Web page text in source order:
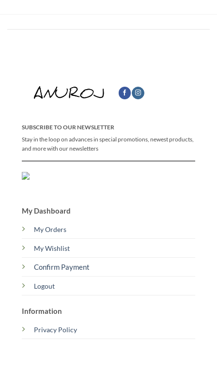
SUBSCRIBE TO OUR NEWSLETTER
Stay in the loop on advances in special promotions, newest products,
and more with our newsletters
My Dashboard
My Orders
My Wishlist
Confirm Payment
Logout
Information
Privacy Policy